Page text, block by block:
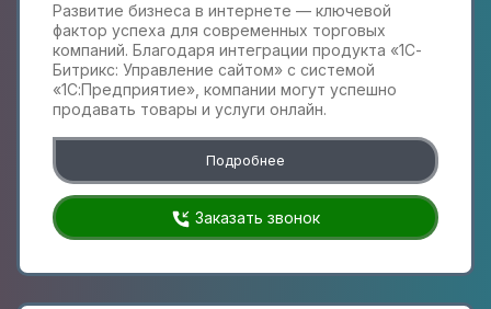
Развитие бизнеса в интернете — ключевой
фактор успеха для современных торговых
компаний. Благодаря интеграции продукта «1С-
Битрикс: Управление сайтом» с системой
«1С:Предприятие», компании могут успешно
продавать товары и услуги онлайн.
Подробнее
Заказать звонок